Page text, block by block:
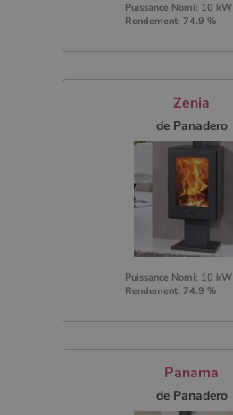
Puissance Nomi: 10 kW
Rendement: 74.9 %
Zenia
de Panadero
Puissance Nomi: 10 kW
Rendement: 74.9 %
Panama
de Panadero